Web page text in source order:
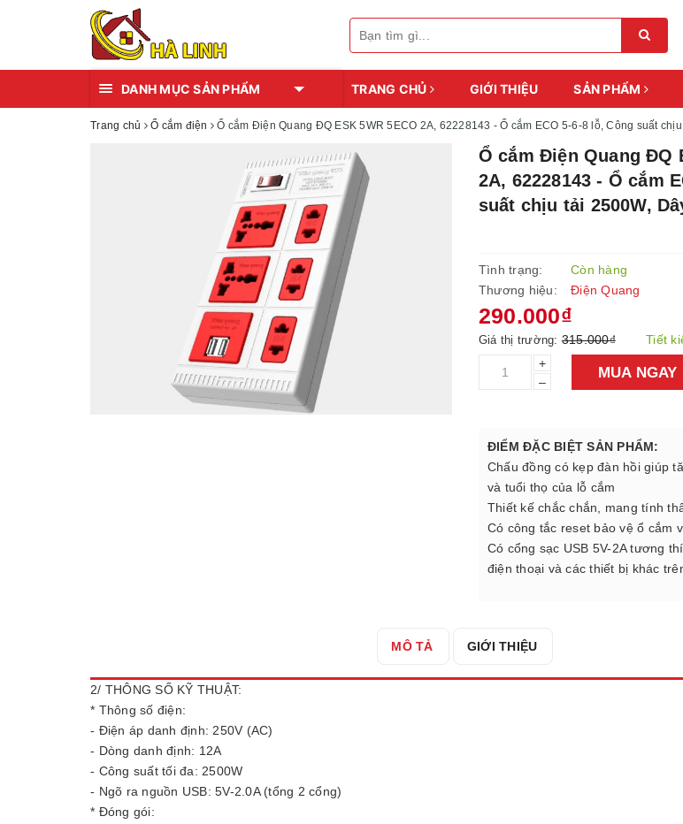
DANH MỤC SẢN PHẨM TRANG CHỦ GIỚI THIỆU SẢN PHẨM
Trang chủ Ổ cắm điện Ổ cắm Điện Quang ĐQ ESK 5WR 5ECO 2A, 62228143 - Ổ cắm ECO 5-6-8 lỗ, Công suất
Ổ cắm Điện Quang ĐQ
2A, 62228143 - Ổ cắm
suất chịu tải 2500W,
Tình trạng:
Còn hàng
Thương hiệu:
Điện Quang
290.000₫
Giá thị trường:315.000₫ Tiết
+
–
MUA NGAY
ĐIỂM ĐẶC BIỆT SẢN PHẨM:
Chấu đồng có kẹp đàn hồi giúp
và tuổi thọ của lỗ cắm
Thiết kế chắc chắn, mang tính
Có công tắc reset bảo vệ ổ cắm
Có cổng sạc USB 5V-2A tương
điện thoại và các thiết bị khác
MÔ TẢ GIỚI THIỆU
2/ THÔNG SỐ KỸ THUẬT:
* Thông số điện:
- Điện áp danh định: 250V (AC)
- Dòng danh định: 12A
- Công suất tối đa: 2500W
- Ngõ ra nguồn USB: 5V-2.0A (tổng 2 cổng)
* Đóng gói: